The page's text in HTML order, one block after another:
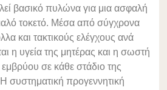
βασικό πυλώνα για μια ασφαλή
τοκετό. Μέσα από σύγχρονα
και τακτικούς ελέγχους ανά
η υγεία της μητέρας και η σωστή
σε κάθε στάδιο της
συστηματική προγεννητική